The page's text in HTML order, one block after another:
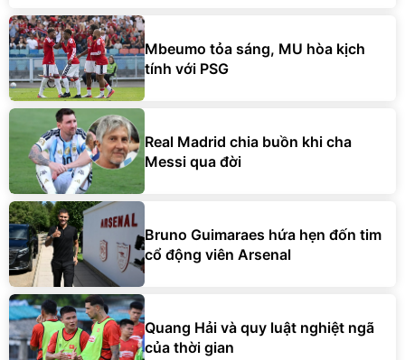
Mbeumo tỏa sáng, MU hòa kịch
tính với PSG
Real Madrid chia buồn khi cha
Messi qua đời
Bruno Guimaraes hứa hẹn đốn tim
cổ động viên Arsenal
Quang Hải và quy luật nghiệt ngã
của thời gian